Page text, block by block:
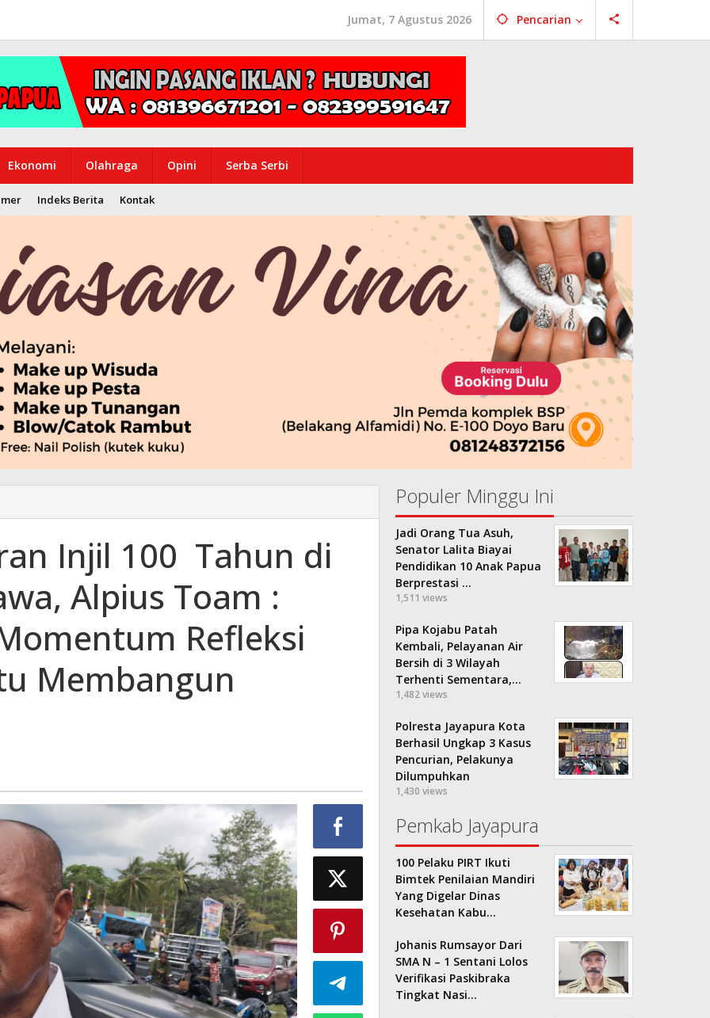
Jumat, 7 Agustus 2026 Pencarian
Ekonomi Olahraga Opini Serba Serbi
Indeks Berita Kontak
Injil 100 Tahun di
Alpius Toam :
Refleksi
Membangun
Populer Minggu Ini
Jadi Orang Tua Asuh,
Senator Lalita Biayai
Pendidikan 10 Anak Papua
Berprestasi …
1,511 views
Pipa Kojabu Patah
Kembali, Pelayanan Air
Bersih di 3 Wilayah
Terhenti Sementara,…
1,482 views
Polresta Jayapura Kota
Berhasil Ungkap 3 Kasus
Pencurian, Pelakunya
Dilumpuhkan
1,430 views
Pemkab Jayapura
100 Pelaku PIRT Ikuti
Bimtek Penilaian Mandiri
Yang Digelar Dinas
Kesehatan Kabu…
Johanis Rumsayor Dari
SMA N – 1 Sentani Lolos
Verifikasi Paskibraka
Tingkat Nasi…